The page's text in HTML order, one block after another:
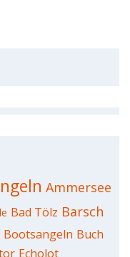
Ammersee
Bad Tölz Barsch
Bootsangeln Buch
Echolot